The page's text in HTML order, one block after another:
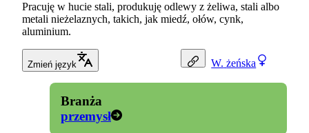
W. żeńska
Pracuję w hucie stali, produkuję odlewy z żeliwa, stali albo
metali nieżelaznych, takich, jak miedź, ołów, cynk,
aluminium.
Zmień język
Branża
przemysł